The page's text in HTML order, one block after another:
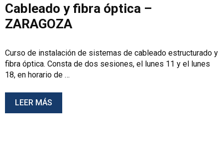
Cableado y fibra óptica –
ZARAGOZA
Curso de instalación de sistemas de cableado estructurado y
fibra óptica. Consta de dos sesiones, el lunes 11 y el lunes
18, en horario de …
LEER MÁS